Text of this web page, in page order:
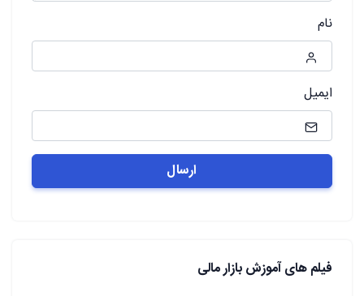
نام
ایمیل
فیلم های آموزش بازار مالی